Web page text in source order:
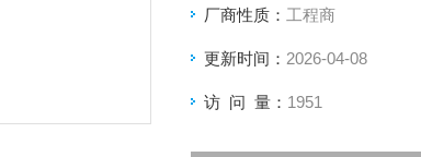
厂商性质： 工程商
更新时间： 2026-04-08
访 问 量： 1951